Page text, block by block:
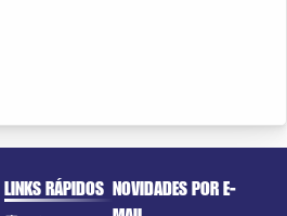
LINKS RÁPIDOS NOVIDADES POR E-